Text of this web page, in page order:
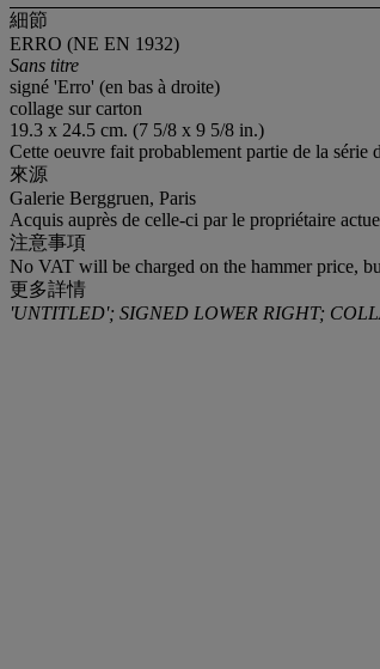
細節
ERRO (NE EN 1932)
Sans titre
signé 'Erro' (en bas à droite)
collage sur carton
19.3 x 24.5 cm. (7 5/8 x 9 5/8 in.)
Cette oeuvre fait probablement partie de la
來源
Galerie Berggruen, Paris
Acquis auprès de celle-ci par le propriétaire
注意事項
No VAT will be charged on the hammer price,
更多詳情
'UNTITLED'; SIGNED LOWER RIGHT;